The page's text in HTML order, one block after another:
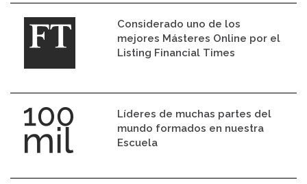
Considerado uno de los
mejores Másteres Online por el
Listing Financial Times
Líderes de muchas partes del
mundo formados en nuestra
Escuela